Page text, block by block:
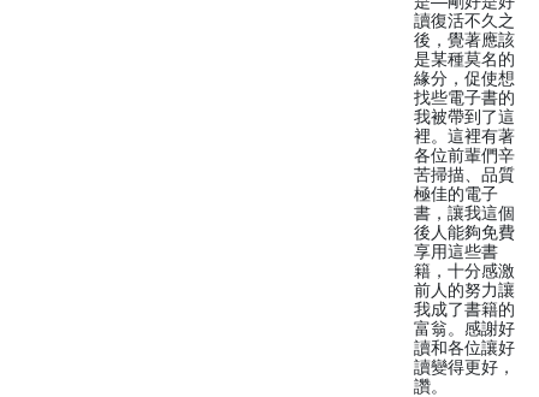
讀復活不久之
後，覺著應該
是某種莫名的
緣分，促使想
找些電子書的
我被帶到了這
裡。這裡有著
各位前輩們辛
苦掃描、品質
極佳的電子
書，讓我這個
後人能夠免費
享用這些書
籍，十分感激
前人的努力讓
我成了書籍的
富翁。感謝好
讀和各位讓好
讀變得更好，
讚。